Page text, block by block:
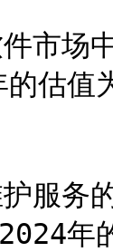
市场
估值
服务
年